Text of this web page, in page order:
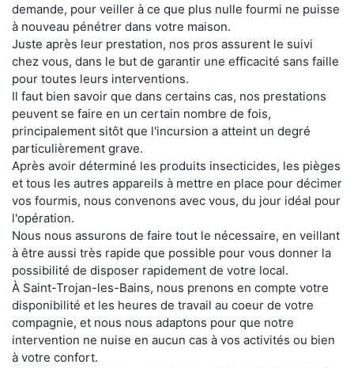
demande, pour veiller à ce que plus nulle fourmi ne puisse
à nouveau pénétrer dans votre maison.
Juste après leur prestation, nos pros assurent le suivi
chez vous, dans le but de garantir une efficacité sans faille
pour toutes leurs interventions.
Il faut bien savoir que dans certains cas, nos prestations
peuvent se faire en un certain nombre de fois,
principalement sitôt que l'incursion a atteint un degré
particulièrement grave.
Après avoir déterminé les produits insecticides, les pièges
et tous les autres appareils à mettre en place pour décimer
vos fourmis, nous convenons avec vous, du jour idéal pour
l'opération.
Nous nous assurons de faire tout le nécessaire, en veillant
à être aussi très rapide que possible pour vous donner la
possibilité de disposer rapidement de votre local.
À Saint-Trojan-les-Bains, nous prenons en compte votre
disponibilité et les heures de travail au coeur de votre
compagnie, et nous nous adaptons pour que notre
intervention ne nuise en aucun cas à vos activités ou bien
à votre confort.